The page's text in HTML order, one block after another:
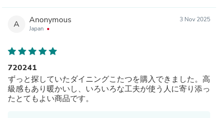
A Anonymous
Japan
3 Nov 2025
720241
ずっと探していたダイニングこたつを購入できました。高
級感もあり暖かいし、いろいろな工夫が使う人に寄り添っ
たとてもよい商品です。